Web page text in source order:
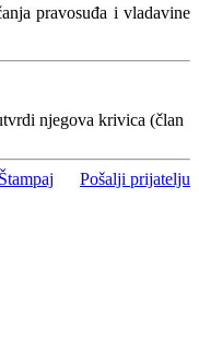
pravosuđa i vladavine
njegova krivica (član
Štampaj Pošalji prijatelju